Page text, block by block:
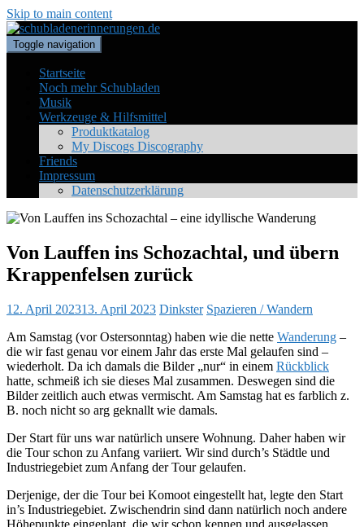
Skip to main content
Toggle navigation
Startseite
Noch mehr Schubladen
Musik
Werkzeuge & Hilfsmittel
Produktkatalog
My Discogs Discography
Friends
Impressum
Datenschutzerklärung
Von Lauffen ins Schozachtal, und übern
Krappenfelsen zurück
12. April 202313. April 2023 Dinkster Spazieren / Wandern
Am Samstag (vor Ostersonntag) haben wie die nette Wanderung –
die wir fast genau vor einem Jahr das erste Mal gelaufen sind –
wiederholt. Da ich damals die Bilder „nur“ in einem Rückblick
hatte, schmeiß ich sie dieses Mal zusammen. Deswegen sind die
Bilder zeitlich auch etwas vermischt. Am Samstag hat es farblich z.
B. noch nicht so arg geknallt wie damals.
Der Start für uns war natürlich unsere Wohnung. Daher haben wir
die Tour schon zu Anfang variiert. Wir sind durch’s Städtle und
Industriegebiet zum Anfang der Tour gelaufen.
Derjenige, der die Tour bei Komoot eingestellt hat, legte den Start
in’s Industriegebiet. Zwischendrin sind dann natürlich noch andere
Höhepunkte eingeplant, die wir schon kennen und ausgelassen